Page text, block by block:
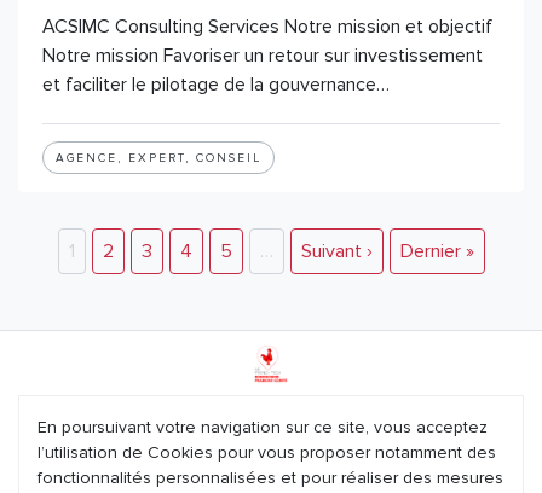
ACSIMC Consulting Services Notre mission et objectif
Notre mission Favoriser un retour sur investissement
et faciliter le pilotage de la gouvernance…
AGENCE, EXPERT, CONSEIL
1 2 3 4 5 … Suivant › Dernier »
Mentions légales
Plan du site
En poursuivant votre navigation sur ce site, vous acceptez
l’utilisation de Cookies pour vous proposer notamment des
fonctionnalités personnalisées et pour réaliser des mesures